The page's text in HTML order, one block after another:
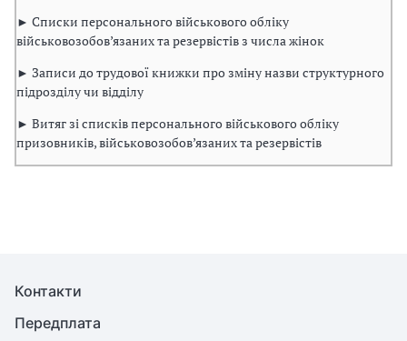
► Списки персонального військового обліку
військовозобов’язаних та резервістів з числа жінок
► Записи до трудової книжки про зміну назви структурного
підрозділу чи відділу
► Витяг зі списків персонального військового обліку
призовників, військовозобов’язаних та резервістів
Контакти
Передплата